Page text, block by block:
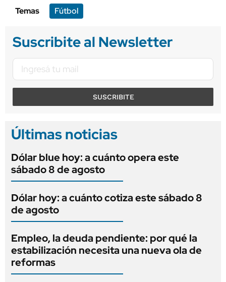
Temas
Fútbol
Suscribite al Newsletter
SUSCRIBITE
Últimas noticias
Dólar blue hoy: a cuánto opera este
sábado 8 de agosto
Dólar hoy: a cuánto cotiza este sábado 8
de agosto
Empleo, la deuda pendiente: por qué la
estabilización necesita una nueva ola de
reformas